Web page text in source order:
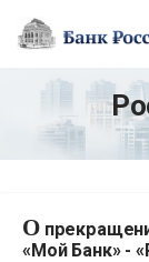
О
«Мой Банк» -